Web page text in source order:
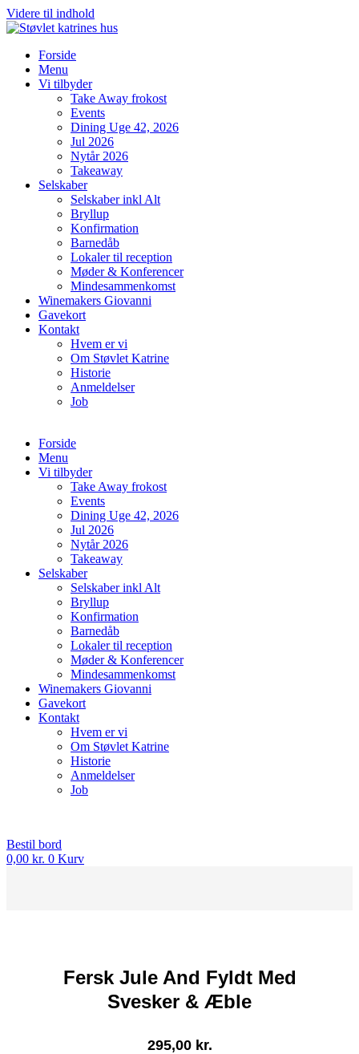
Videre til indhold
Forside
Menu
Vi tilbyder
Take Away frokost
Events
Dining Uge 42, 2026
Jul 2026
Nytår 2026
Takeaway
Selskaber
Selskaber inkl Alt
Bryllup
Konfirmation
Barnedåb
Lokaler til reception
Møder & Konferencer
Mindesammenkomst
Winemakers Giovanni
Gavekort
Kontakt
Hvem er vi
Om Støvlet Katrine
Historie
Anmeldelser
Job
Forside
Menu
Vi tilbyder
Take Away frokost
Events
Dining Uge 42, 2026
Jul 2026
Nytår 2026
Takeaway
Selskaber
Selskaber inkl Alt
Bryllup
Konfirmation
Barnedåb
Lokaler til reception
Møder & Konferencer
Mindesammenkomst
Winemakers Giovanni
Gavekort
Kontakt
Hvem er vi
Om Støvlet Katrine
Historie
Anmeldelser
Job
Bestil bord
0,00 kr. 0 Kurv
Fersk Jule And Fyldt Med
Svesker & Æble
295,00 kr.